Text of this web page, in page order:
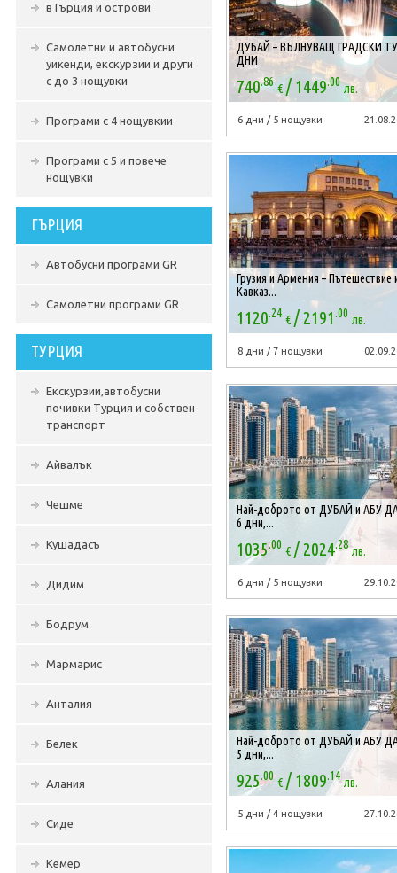
в Гърция и острови
Самолетни и автобусни
уикенди, екскурзии и други
с до 3 нощувки
Програми с 4 нощувкии
Програми с 5 и повече
нощувки
ГЪРЦИЯ
Автобусни програми GR
Самолетни програми GR
ТУРЦИЯ
Екскурзии,автобусни
почивки Турция и собствен
транспорт
Айвалък
Чешме
Кушадасъ
Дидим
Бодрум
Мармарис
Анталия
Белек
Алания
Сиде
Кемер
ДУБАЙ – ВЪЛНУВАЩ ГРАДСКИ
ДНИ
740.86 €/1449.00 лв.
6 дни / 5 нощувки
Грузия и Армения – Пътешествие
Кавказ...
1120.24 € /2191 .00 лв.
8 дни / 7 нощувки
Най-доброто от ДУБАЙ и АБУ
6 дни,...
1035.00 € /2024.28 лв.
6 дни / 5 нощувки
Най-доброто от ДУБАЙ и АБУ
5 дни,...
925.00 € / 1809.14 лв.
5 дни / 4 нощувки